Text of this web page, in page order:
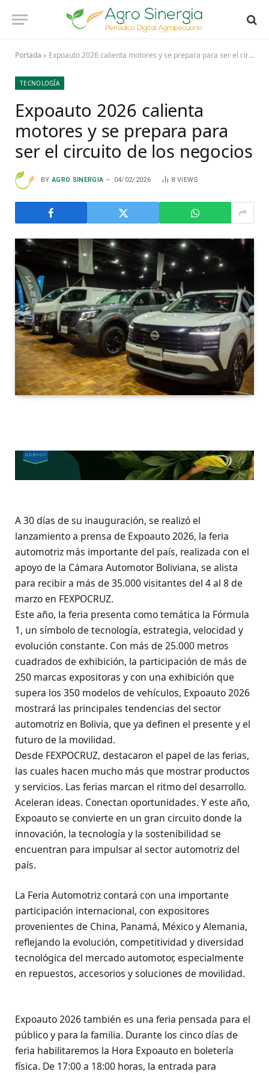
Portada » Expoauto 2026 calienta motores y se prepara para ser el circuito de los negocios
TECNOLOGÍA
Expoauto 2026 calienta
motores y se prepara para
ser el circuito de los negocios
BY AGRO SINERGIA 04/02/2026 8 VIEWS
A 30 días de su inauguración, se realizó el
lanzamiento a prensa de Expoauto 2026, la feria
automotriz más importante del país, realizada con el
apoyo de la Cámara Automotor Boliviana, se alista
para recibir a más de 35.000 visitantes del 4 al 8 de
marzo en FEXPOCRUZ.
Este año, la feria presenta como temática la Fórmula
1, un símbolo de tecnología, estrategia, velocidad y
evolución constante. Con más de 25.000 metros
cuadrados de exhibición, la participación de más de
250 marcas expositoras y con una exhibición que
supera los 350 modelos de vehículos, Expoauto 2026
mostrará las principales tendencias del sector
automotriz en Bolivia, que ya definen el presente y el
futuro de la movilidad.
Desde FEXPOCRUZ, destacaron el papel de las ferias,
las cuales hacen mucho más que mostrar productos
y servicios. Las ferias marcan el ritmo del desarrollo.
Aceleran ideas. Conectan oportunidades. Y este año,
Expoauto se convierte en un gran circuito donde la
innovación, la tecnología y la sostenibilidad se
encuentran para impulsar al sector automotriz del
país.
La Feria Automotriz contará con una importante
participación internacional, con expositores
provenientes de China, Panamá, México y Alemania,
reflejando la evolución, competitividad y diversidad
tecnológica del mercado automotor, especialmente
en repuestos, accesorios y soluciones de movilidad.
Expoauto 2026 también es una feria pensada para el
público y para la familia. Durante los cinco días de
feria habilitaremos la Hora Expoauto en boletería
física. De 17:00 a 18:00 horas, la entrada para